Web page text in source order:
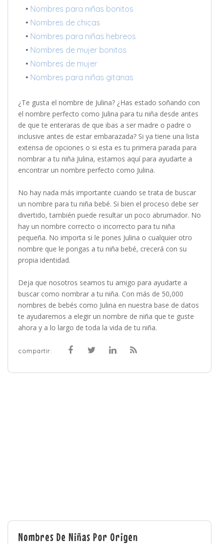
• Nombres para niñas bonitos
• Nombres de chicas
• Nombres para niñas hebreos
• Nombres de mujer bonitos
• Nombres de mujer
• Nombres para niñas gitanas
¿Te gusta el nombre de Julina? ¿Has estado soñando con
el nombre perfecto como Julina para tu niña desde antes
de que te enteraras de que ibas a ser madre o padre o
inclusive antes de estar embarazada? Si ya tiene una lista
extensa de opciones o si esta es tu primera parada para
nombrar a tu niña Julina, estamos aquí para ayudarte a
encontrar un nombre perfecto como Julina.
No hay nada más importante cuando se trata de buscar
un nombre para tu niña bebé. Si bien el proceso debe ser
divertido, también puede resultar un poco abrumador. No
hay un nombre correcto o incorrecto para tu niña
pequeña. No importa si le pones Julina o cualquier otro
nombre que le pongas a tu niña bebé, crecerá con su
propia identidad.
Deja que nosotros seamos tu amigo para ayudarte a
buscar como nombrar a tu niña. Con más de 50,000
nombres de bebés como Julina en nuestra base de datos
te ayudaremos a elegir un nombre de niña que te guste
ahora y a lo largo de toda la vida de tu niña.
compartir:
Nombres De Niñas Por Origen